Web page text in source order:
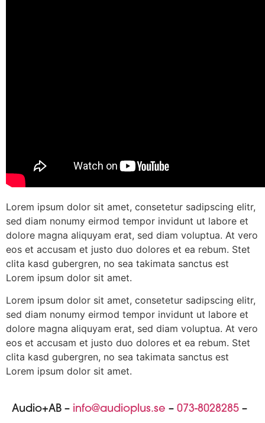
Lorem ipsum dolor sit amet, consetetur sadipscing elitr,
sed diam nonumy eirmod tempor invidunt ut labore et
dolore magna aliquyam erat, sed diam voluptua. At vero
eos et accusam et justo duo dolores et ea rebum. Stet
clita kasd gubergren, no sea takimata sanctus est
Lorem ipsum dolor sit amet.
Lorem ipsum dolor sit amet, consetetur sadipscing elitr,
sed diam nonumy eirmod tempor invidunt ut labore et
dolore magna aliquyam erat, sed diam voluptua. At vero
eos et accusam et justo duo dolores et ea rebum. Stet
clita kasd gubergren, no sea takimata sanctus est
Lorem ipsum dolor sit amet.
Audio+AB – info@audioplus.se – 073-8028285 –